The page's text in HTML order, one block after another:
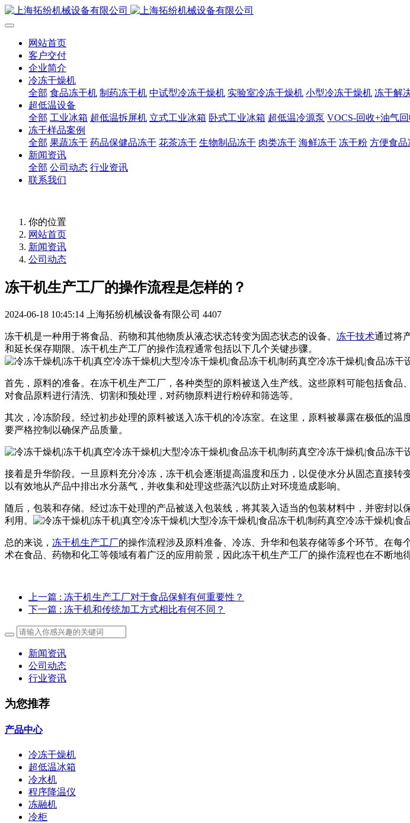
网站首页
客户交付
企业简介
冷冻干燥机
全部 食品冻干机 制药冻干机 中试型冷冻干燥机 实验室冷冻干燥机 小型冷冻干燥机 冻干解
超低温设备
全部 工业冰箱 超低温拆屏机 立式工业冰箱 卧式工业冰箱 超低温冷源泵 VOCS-回收+油气
冻干样品案例
全部 果蔬冻干 药品保健品冻干 花茶冻干 生物制品冻干 肉类冻干 海鲜冻干 冻干粉 方便食品
新闻资讯
全部 公司动态 行业资讯
联系我们
你的位置
网站首页
新闻资讯
公司动态
冻干机生产工厂的操作流程是怎样的？
2024-06-18 10:45:14 上海拓纷机械设备有限公司 4407
冻干机是一种用于将食品、药物和其他物质从液态状态转变为固态状态的设备。 冻干技术通过将
和延长保存期限。冻干机生产工厂的操作流程通常包括以下几个关键步骤。
首先，原料的准备。在冻干机生产工厂，各种类型的原料被送入生产线。这些原料可能包括食
对食品原料进行清洗、切割和预处理，对药物原料进行粉碎和筛选等。
其次，冷冻阶段。经过初步处理的原料被送入冻干机的冷冻室。在这里，原料被暴露在极低的
要严格控制以确保产品质量。
接着是升华阶段。一旦原料充分冷冻，冻干机会逐渐提高温度和压力，以促使水分从固态直接
以有效地从产品中排出水分蒸气，并收集和处理这些蒸汽以防止对环境造成影响。
随后，包装和存储。经过冻干处理的产品被送入包装线，将其装入适当的包装材料中，并密封
利用。
总的来说， 冻干机生产工厂的操作流程涉及原料准备、冷冻、升华和包装存储等多个环节。在
术在食品、药物和化工等领域有着广泛的应用前景，因此冻干机生产工厂的操作流程也在不断地
上一篇 : 冻干机生产工厂对于食品保鲜有何重要性？
下一篇 : 冻干机和传统加工方式相比有何不同？
新闻资讯
公司动态
行业资讯
为您推荐
产品中心
冷冻干燥机
超低温冰箱
冷水机
程序降温仪
冻融机
冷柜